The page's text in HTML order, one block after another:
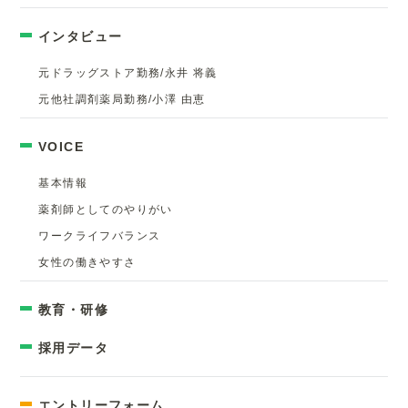
インタビュー
元ドラッグストア勤務/永井 将義
元他社調剤薬局勤務/小澤 由恵
VOICE
基本情報
薬剤師としてのやりがい
ワークライフバランス
女性の働きやすさ
教育・研修
採用データ
エントリーフォーム